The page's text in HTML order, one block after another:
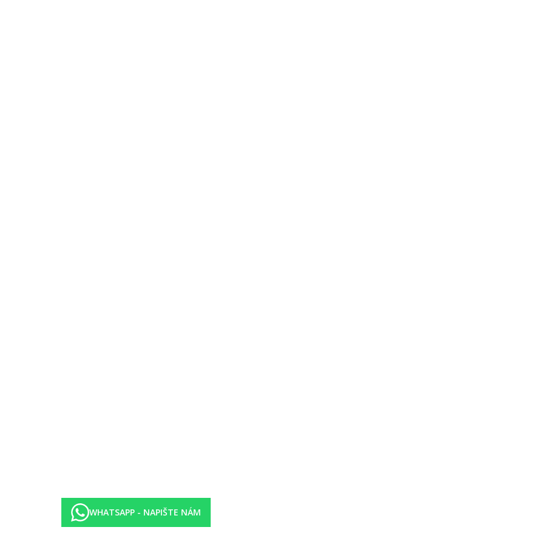
(zdarma), minilednička, varná konvice, TV, balkon nebo terasa
hotelu. Taxa není zahrnuta v ceně zájezdu a musí být uhrazena klientem přímo na recepci hotelu. Rozsah a kvalita uvedených služeb a
opatření v dané destinaci.
WHATSAPP - NAPIŠTE NÁM